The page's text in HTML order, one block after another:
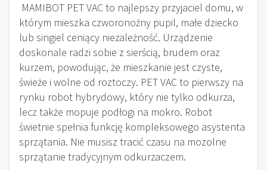
MAMIBOT PET VAC to najlepszy przyjaciel domu, w
którym mieszka czworonożny pupil, małe dziecko
lub singiel ceniący niezależność. Urządzenie
doskonale radzi sobie z sierścią, brudem oraz
kurzem, powodując, że mieszkanie jest czyste,
świeże i wolne od roztoczy. PET VAC to pierwszy na
rynku robot hybrydowy, który nie tylko odkurza,
lecz także mopuje podłogi na mokro. Robot
świetnie spełnia funkcję kompleksowego asystenta
sprzątania. Nie musisz tracić czasu na mozolne
sprzątanie tradycyjnym odkurzaczem.